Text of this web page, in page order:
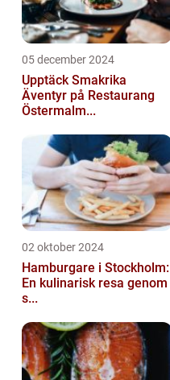
05 december 2024
Upptäck Smakrika
Äventyr på Restaurang
Östermalm...
02 oktober 2024
Hamburgare i Stockholm:
En kulinarisk resa genom
s...